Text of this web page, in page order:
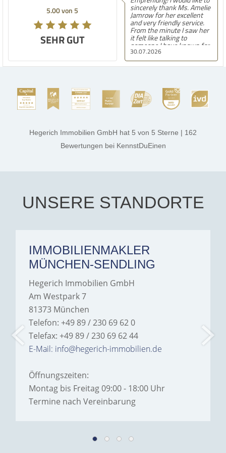
5.00 von 5
SEHR GUT
30.07.2026
sincerely thank Ms. Amelie
Jamrow for her excellent
and very friendly service.
From the minute I saw her
it felt like talking to
someone I have known for
a long time. She was so
kind to me and my family.
The only thing I can say is
kept in touch with us
always kept us updated and
made sure we were
amazing at what she does
very confident, smart and
kind. Best of luck to her in
all her endeavors. Thank
Hegerich Immobilien GmbH hat 5 von 5 Sterne | 162
Bewertungen bei KennstDuEinen
UNSERE STANDORTE
IMMOBILIENMAKLER
MÜNCHEN-SENDLING
Hegerich Immobilien GmbH
Am Westpark 7
81373 München
Telefon: +49 89 / 230 69 62 0
Telefax: +49 89 / 230 69 62 44
E-Mail: info@hegerich-immobilien.de
Öffnungszeiten:
Montag bis Freitag 09:00 - 18:00 Uhr
Termine nach Vereinbarung